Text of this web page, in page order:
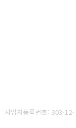
사업자등록번호: 303-12-